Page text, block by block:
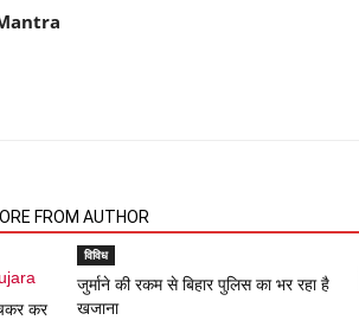
FROM AUTHOR
कर
विविध
जुर्माने की रकम से बिहार पुलिस का भर रहा है
खजाना